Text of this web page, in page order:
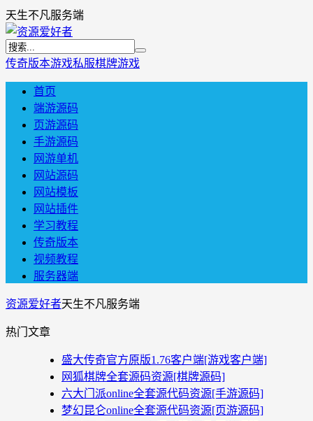
天生不凡服务端
传奇版本游戏私服棋牌游戏
首页
端游源码
页游源码
手游源码
网游单机
网站源码
网站模板
网站插件
学习教程
传奇版本
视频教程
服务器端
资源爱好者天生不凡服务端
热门文章
盛大传奇官方原版1.76客户端[游戏客户端]
网狐棋牌全套源码资源[棋牌源码]
六大门派online全套源代码资源[手游源码]
梦幻昆仑online全套源代码资源[页游源码]